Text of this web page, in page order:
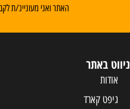
האתר ואני מעוניינ/ת
ניווט באתר
אודות
גיפט קארד